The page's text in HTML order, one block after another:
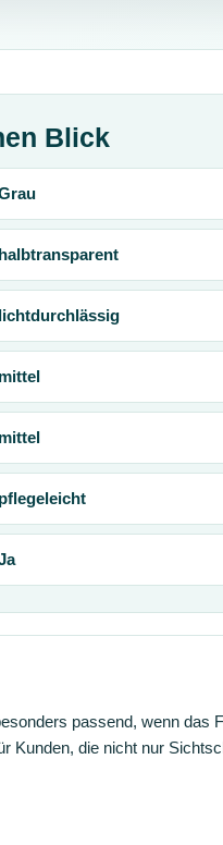
Blick
halbtransparent
lichtdurchlässig
mittel
mittel
pflegeleicht
passend, wenn das
Kunden, die nicht nur